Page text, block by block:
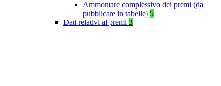
Ammontare complessivo dei premi (da
pubblicare in tabelle) 5
Dati relativi ai premi 3